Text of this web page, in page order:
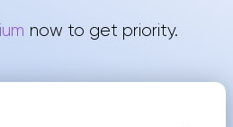
now to get priority.